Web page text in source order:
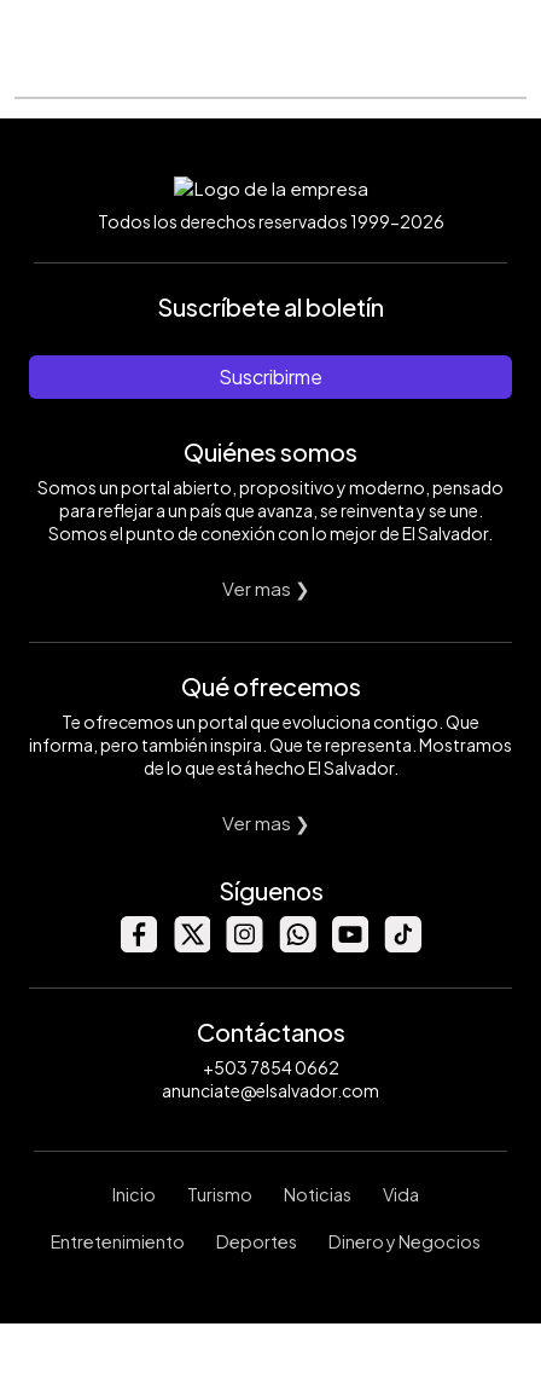
Todos los derechos reservados 1999-2026
Suscríbete al boletín
Suscribirme
Quiénes somos
Somos un portal abierto, propositivo y moderno, pensado
para reflejar a un país que avanza, se reinventa y se une.
Somos el punto de conexión con lo mejor de El Salvador.
Ver mas ❯
Qué ofrecemos
Te ofrecemos un portal que evoluciona contigo. Que
informa, pero también inspira. Que te representa. Mostramos
de lo que está hecho El Salvador.
Ver mas ❯
Síguenos
Contáctanos
+503 7854 0662
anunciate@elsalvador.com
Inicio Turismo Noticias Vida
Entretenimiento Deportes Dinero y Negocios